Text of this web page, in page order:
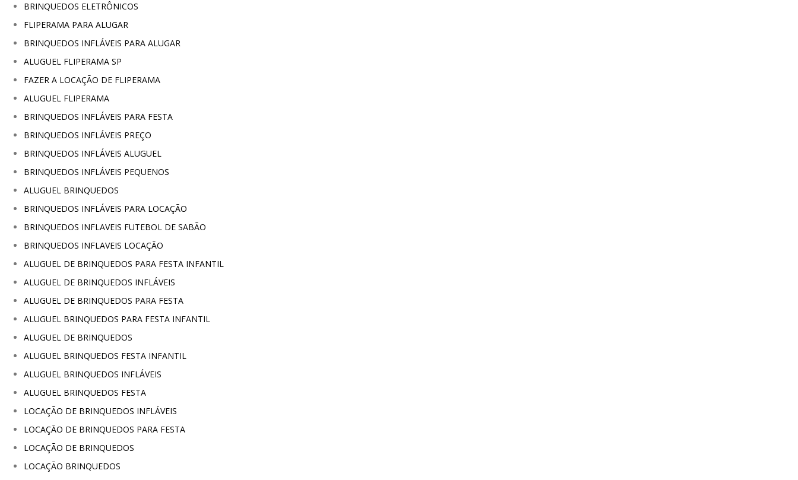
BRINQUEDOS ELETRÔNICOS
FLIPERAMA PARA ALUGAR
BRINQUEDOS INFLÁVEIS PARA ALUGAR
ALUGUEL FLIPERAMA SP
FAZER A LOCAÇÃO DE FLIPERAMA
ALUGUEL FLIPERAMA
BRINQUEDOS INFLÁVEIS PARA FESTA
BRINQUEDOS INFLÁVEIS PREÇO
BRINQUEDOS INFLÁVEIS ALUGUEL
BRINQUEDOS INFLÁVEIS PEQUENOS
ALUGUEL BRINQUEDOS
BRINQUEDOS INFLÁVEIS PARA LOCAÇÃO
BRINQUEDOS INFLAVEIS FUTEBOL DE SABÃO
BRINQUEDOS INFLAVEIS LOCAÇÃO
ALUGUEL DE BRINQUEDOS PARA FESTA INFANTIL
ALUGUEL DE BRINQUEDOS INFLÁVEIS
ALUGUEL DE BRINQUEDOS PARA FESTA
ALUGUEL BRINQUEDOS PARA FESTA INFANTIL
ALUGUEL DE BRINQUEDOS
ALUGUEL BRINQUEDOS FESTA INFANTIL
ALUGUEL BRINQUEDOS INFLÁVEIS
ALUGUEL BRINQUEDOS FESTA
LOCAÇÃO DE BRINQUEDOS INFLÁVEIS
LOCAÇÃO DE BRINQUEDOS PARA FESTA
LOCAÇÃO DE BRINQUEDOS
LOCAÇÃO BRINQUEDOS